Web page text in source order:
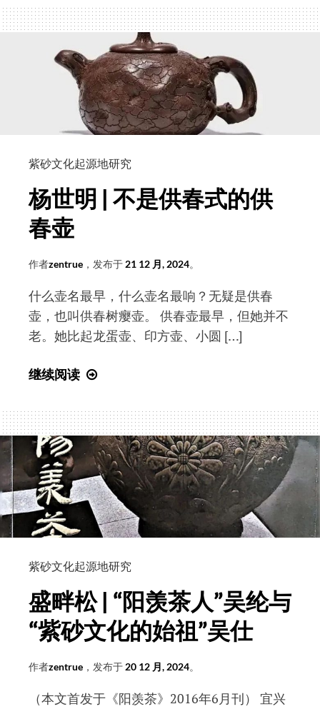
棠
|
老
乡
们
永
远
会
悼
徐
鳌
润
紫砂文化起源地研究
杨世明 | 不是供春式的供
春壶
作者zentrue ，发布于 21 12 月, 2024。
什么壶名最早，什么壶名最响？无疑是供春
壶，也叫供春树瘿壶。 供春壶最早，但她并不
老。她比起龙蛋壶、印方壶、小圆 […]
继续阅读
明
|
不
是
供
春
式
供
紫砂文化起源地研究
盛畔松 | “阳羡茶人”吴纶与
“紫砂文化的始祖”吴仕
作者zentrue ，发布于 20 12 月, 2024。
（本文首发于《阳羡茶》2016年6月刊） 宜兴